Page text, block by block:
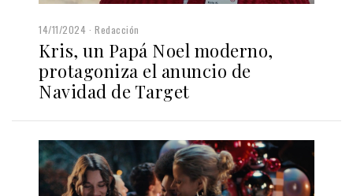
14/11/2024 Redacción
Kris, un Papá Noel moderno,
protagoniza el anuncio de
Navidad de Target